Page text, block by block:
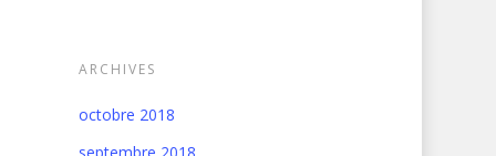
ARCHIVES
octobre 2018